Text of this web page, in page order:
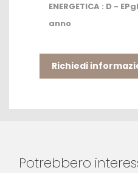
ENERGETICA : D -
anno
Richiedi
Potrebbero